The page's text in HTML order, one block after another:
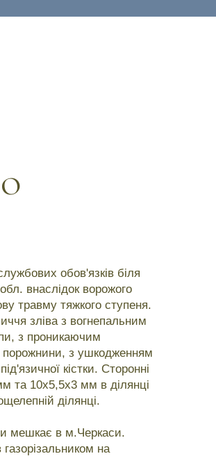
обов'язків біля
внаслідок ворожого
травму тяжкого ступеня.
зліва з вогнепальним
з проникаючим
з ушкодженням
кістки. Сторонні
та 10х5,5х3 мм в ділянці
ділянці.
мешкає в м.Черкаси.
на